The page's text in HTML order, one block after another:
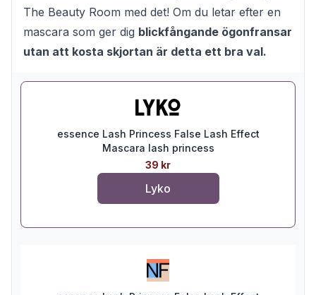
The Beauty Room med det! Om du letar efter en
mascara som ger dig blickfångande ögonfransar
utan att kosta skjortan är detta ett bra val.
essence Lash Princess False Lash Effect
Mascara lash princess
39 kr
Lyko